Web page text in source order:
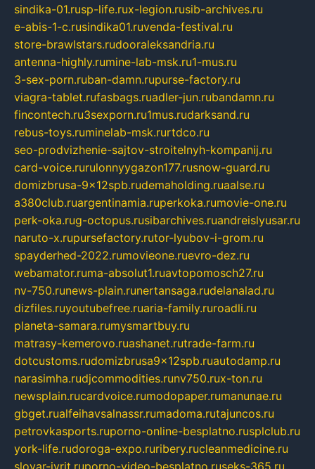
sindika-01.rusp-life.rux-legion.rusib-archives.ru
e-abis-1-c.rusindika01.ruvenda-festival.ru
store-brawlstars.rudooraleksandria.ru
antenna-highly.rumine-lab-msk.ru1-mus.ru
3-sex-porn.ruban-damn.rupurse-factory.ru
viagra-tablet.rufasbags.ruadler-jun.rubandamn.ru
fincontech.ru3sexporn.ru1mus.rudarksand.ru
rebus-toys.ruminelab-msk.rurtdco.ru
seo-prodvizhenie-sajtov-stroitelnyh-kompanij.ru
card-voice.rurulonnyygazon177.rusnow-guard.ru
domizbrusa-9x12spb.rudemaholding.ruaalse.ru
a380club.ruargentinamia.ruperkoka.rumovie-one.ru
perk-oka.rug-octopus.rusibarchives.ruandreislyusar.ru
naruto-x.rupursefactory.rutor-lyubov-i-grom.ru
spayderhed-2022.rumovieone.ruevro-dez.ru
webamator.ruma-absolut1.ruavtopomosch27.ru
nv-750.runews-plain.runertansaga.rudelanalad.ru
dizfiles.ruyoutubefree.ruaria-family.ruroadli.ru
planeta-samara.rumysmartbuy.ru
matrasy-kemerovo.ruashanet.rutrade-farm.ru
dotcustoms.rudomizbrusa9x12spb.ruautodamp.ru
narasimha.rudjcommodities.runv750.rux-ton.ru
newsplain.rucardvoice.rumodopaper.rumanunae.ru
gbget.rualfeihavsalnassr.rumadoma.rutajuncos.ru
petrovkasports.ruporno-online-besplatno.rusplclub.ru
york-life.rudoroga-expo.ruribery.rucleanmedicine.ru